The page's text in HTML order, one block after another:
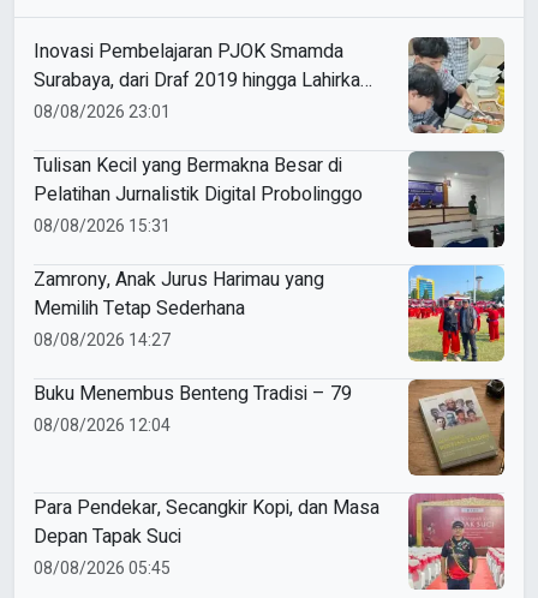
Inovasi Pembelajaran PJOK Smamda
Surabaya, dari Draf 2019 hingga Lahirkan
Modul Gizi Digital
08/08/2026 23:01
Tulisan Kecil yang Bermakna Besar di
Pelatihan Jurnalistik Digital Probolinggo
08/08/2026 15:31
Zamrony, Anak Jurus Harimau yang
Memilih Tetap Sederhana
08/08/2026 14:27
Buku Menembus Benteng Tradisi – 79
08/08/2026 12:04
Para Pendekar, Secangkir Kopi, dan Masa
Depan Tapak Suci
08/08/2026 05:45